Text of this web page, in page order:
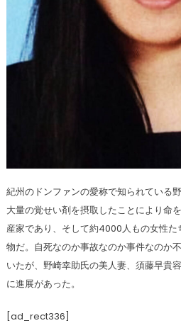
紀州のドンファンの愛称で知られている
大量の覚せい剤を摂取したことにより命
産家であり、そして約4000人もの女性
物だ。自死なのか事故なのか事件なのか
いたが、野崎幸助氏の美人妻、須藤早貴
に進展があった。
[ad_rect336]